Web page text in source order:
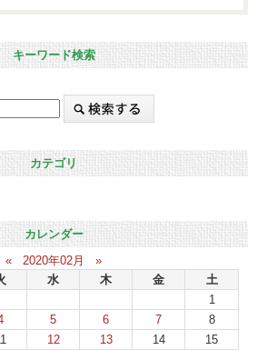
キーワード検索
カテゴリ
カレンダー
«
2020年02月
»
水 木 金
土
1
5 6 7
8
12 13 14
15